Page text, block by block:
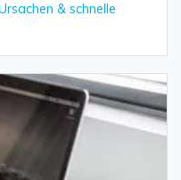
& schnelle